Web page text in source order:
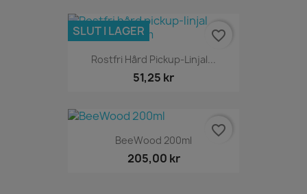
Rostfri Hård Pickup-Linjal...
51,25 kr
SLUT I LAGER favorite_border
BeeWood 200ml
205,00 kr
favorite_border